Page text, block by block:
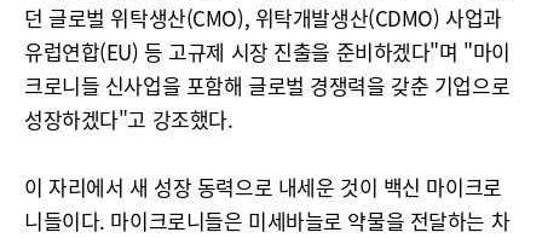
던 글로벌 위탁생산(CMO), 위탁개발생산(CDMO) 사업과
유럽연합(EU) 등 고규제 시장 진출을 준비하겠다"며 "마이
크로니들 신사업을 포함해 글로벌 경쟁력을 갖춘 기업으로
성장하겠다"고 강조했다.
이 자리에서 새 성장 동력으로 내세운 것이 백신 마이크로
니들이다. 마이크로니들은 미세바늘로 약물을 전달하는 차